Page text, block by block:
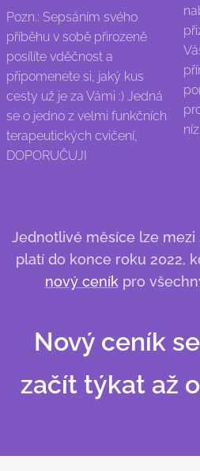
Pozn.: Sepsáním svého
příběhu v sobě přirozeně
posílíte vděčnost a
připomenete si, jaký kus
cesty už je za Vámi :) Jedná
se o jedno z velmi funkčních
terapeutických cvičení,
DOPORUČUJI
Jednotlivé měsíce lze mezi
platí do konce roku 2022,
nový ceníkpro
Nový ceník
začít týkat až